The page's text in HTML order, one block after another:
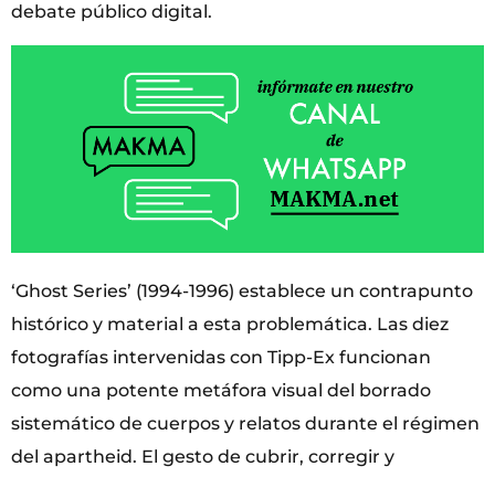
debate público digital.
‘Ghost Series’ (1994-1996) establece un contrapunto
histórico y material a esta problemática. Las diez
fotografías intervenidas con Tipp-Ex funcionan
como una potente metáfora visual del borrado
sistemático de cuerpos y relatos durante el régimen
del apartheid. El gesto de cubrir, corregir y